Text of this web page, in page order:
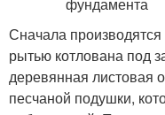
Сначала
рытью котлована под
деревянная листовая
песчаной подушки,